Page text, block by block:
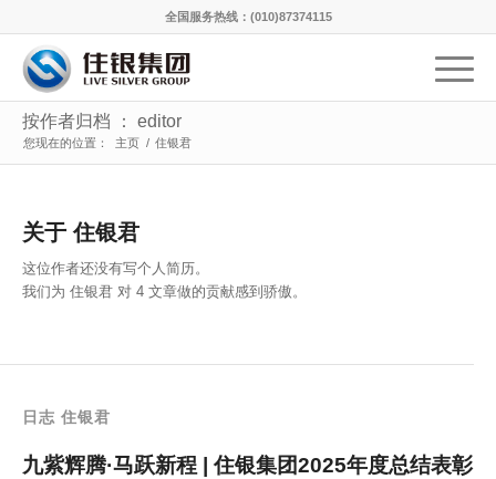
全国服务热线：(010)87374115
按作者归档 ： editor
您现在的位置： 主页 / 住银君
关于住银君
这位作者还没有写个人简历。
我们为 住银君 对 4 文章做的贡献感到骄傲。
日志 住银君
九紫辉腾·马跃新程 | 住银集团2025年度总结表彰